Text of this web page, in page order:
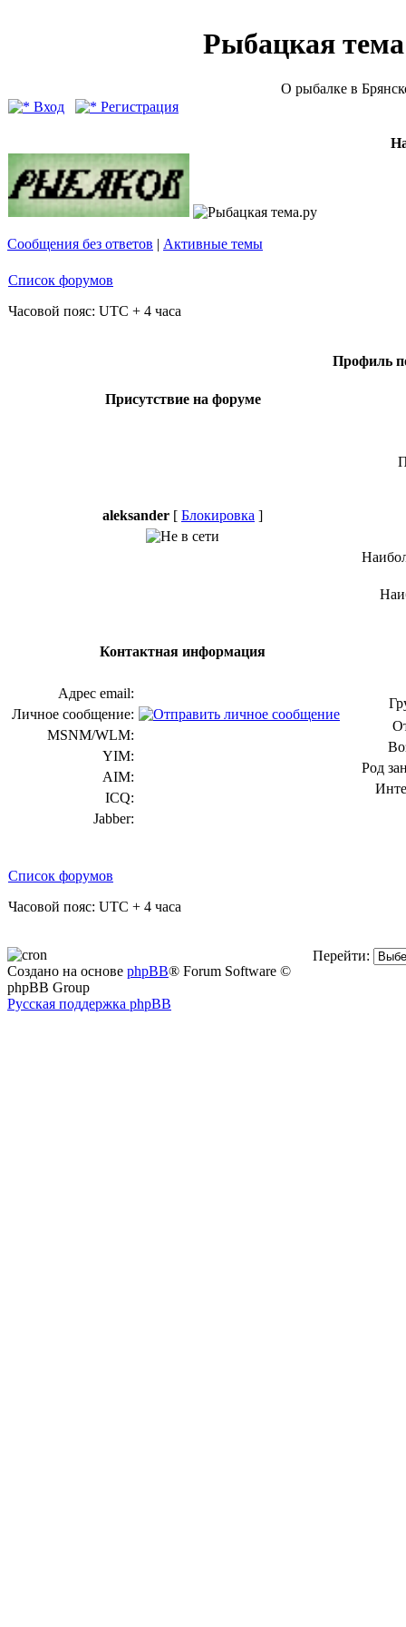
Рыбацкая
О рыбалке в
Вход
Регистрация
Сообщения без ответов | Активные темы
Список форумов
Часовой пояс: UTC + 4 часа
Профиль
Присутствие на форуме
aleksander [ Блокировка ]
Контактная информация
Адрес email:
Личное сообщение:
MSNM/WLM:
YIM:
AIM:
ICQ:
Jabber:
Род
Список форумов
Часовой пояс: UTC + 4 часа
Перейти:
Создано на основе phpBB® Forum Software ©
phpBB Group
Русская поддержка phpBB